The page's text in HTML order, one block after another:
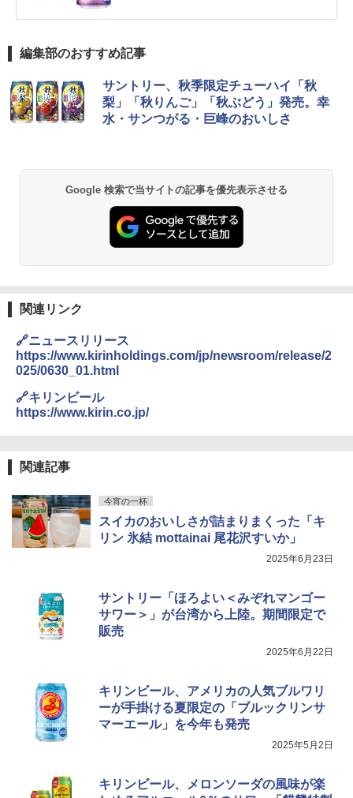
編集部のおすすめ記事
サントリー、秋季限定チューハイ「秋
梨」「秋りんご」「秋ぶどう」発売。幸
水・サンつがる・巨峰のおいしさ
Google 検索で当サイトの記事を優先表示させる
関連リンク
🔗ニュースリリース
https://www.kirinholdings.com/jp/newsroom/release/2
025/0630_01.html
🔗キリンビール
https://www.kirin.co.jp/
関連記事
今宵の一杯
スイカのおいしさが詰まりまくった「キ
リン 氷結 mottainai 尾花沢すいか」
2025年6月23日
サントリー「ほろよい＜みぞれマンゴー
サワー＞」が台湾から上陸。期間限定で
販売
2025年6月22日
キリンビール、アメリカの人気ブルワリ
ーが手掛ける夏限定の「ブルックリンサ
マーエール」を今年も発売
2025年5月2日
キリンビール、メロンソーダの風味が楽